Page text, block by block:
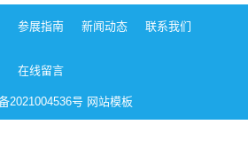
参展指南 新闻动态 联系我们
在线留言
2021004536号 网站模板